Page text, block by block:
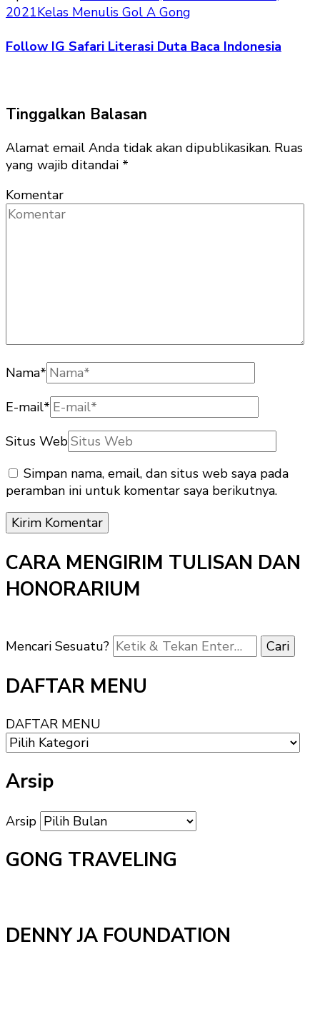
2021Kelas Menulis Gol A Gong
Follow IG Safari Literasi Duta Baca Indonesia
Tinggalkan Balasan
Alamat email Anda tidak akan dipublikasikan. Ruas
yang wajib ditandai *
Komentar
Nama*
E-mail*
Situs Web
Simpan nama, email, dan situs web saya pada
peramban ini untuk komentar saya berikutnya.
CARA MENGIRIM TULISAN DAN
HONORARIUM
Mencari Sesuatu?
DAFTAR MENU
DAFTAR MENU
Arsip
Arsip
GONG TRAVELING
DENNY JA FOUNDATION